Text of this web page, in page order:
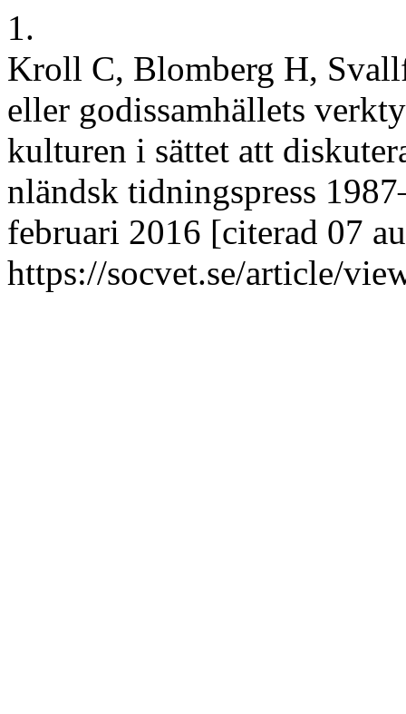
1.
Kroll C, Blomberg H,
eller godissamhällets
kulturen i sättet att
nländsk tidningspress
februari 2016 [citerad 07
https://socvet.se/article/